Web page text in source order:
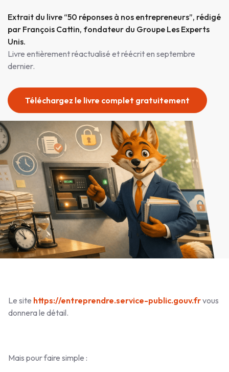
Extrait du livre “50 réponses à nos entrepreneurs”, rédigé
par François Cattin, fondateur du Groupe Les Experts
Unis.
Livre entièrement réactualisé et réécrit en septembre
dernier.
Téléchargez le livre complet gratuitement
Le site https://entreprendre.service-public.gouv.frvous
donnera le détail.
Mais pour faire simple :